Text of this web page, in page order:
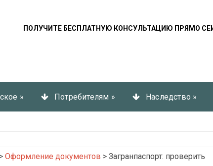
ПОЛУЧИТЕ БЕСПЛАТНУЮ КОНСУЛЬТАЦИЮ ПРЯМО
» Потребителям » Наследство »
>Оформление документов >Загранпаспорт: проверить